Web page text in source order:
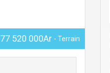
77 520 000Ar - Terrain